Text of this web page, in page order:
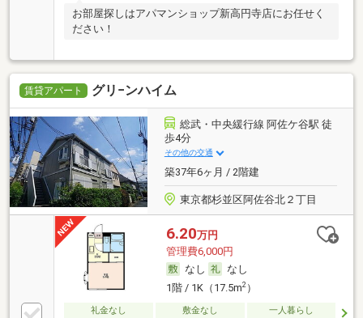
お部屋探しはアパマンショップ新高円寺店にお任せく
ださい！
賃貸アパート グリ−ンハイム
総武・中央緩行線 阿佐ケ谷駅 徒
歩4分
その他の交通
築37年6ヶ月 / 2階建
東京都杉並区阿佐谷北２丁目
6.20万円
管理費6,000円
なし
なし
1階 / 1K（17.5m2）
礼金なし 敷金なし 一人暮らし